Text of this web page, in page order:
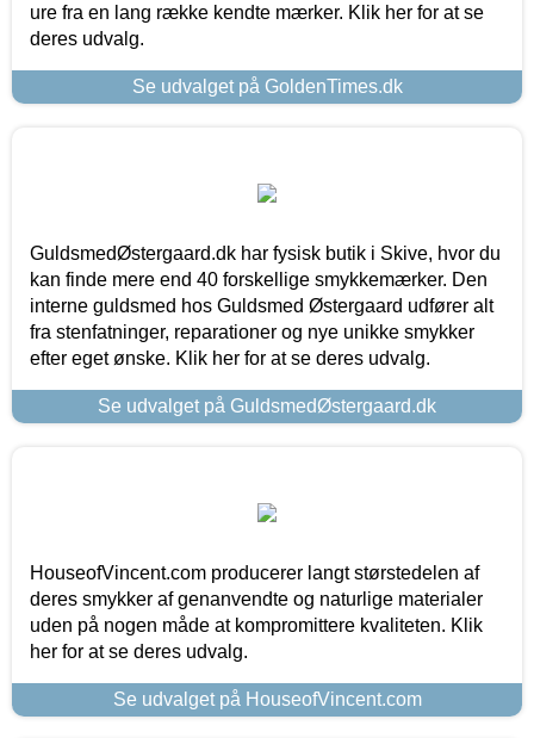
ure fra en lang række kendte mærker. Klik her for at se
deres udvalg.
Se udvalget på GoldenTimes.dk
GuldsmedØstergaard.dk har fysisk butik i Skive, hvor du
kan finde mere end 40 forskellige smykkemærker. Den
interne guldsmed hos Guldsmed Østergaard udfører alt
fra stenfatninger, reparationer og nye unikke smykker
efter eget ønske. Klik her for at se deres udvalg.
Se udvalget på GuldsmedØstergaard.dk
HouseofVincent.com producerer langt størstedelen af
deres smykker af genanvendte og naturlige materialer
uden på nogen måde at kompromittere kvaliteten. Klik
her for at se deres udvalg.
Se udvalget på HouseofVincent.com